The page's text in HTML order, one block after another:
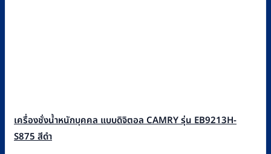
เครื่องชั่งน้ำหนักบุคคล แบบดิจิตอล CAMRY รุ่น EB9213H-
S875 สีดำ